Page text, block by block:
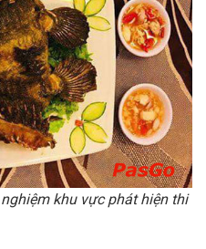
khu vực phát hiện thi